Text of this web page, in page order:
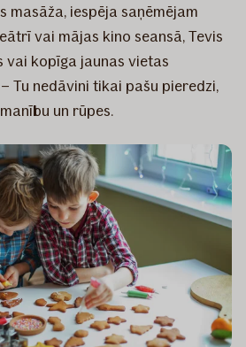
masāža, iespēja saņēmējam
vai mājas kino seansā, Tevis
kopīga jaunas vietas
Tu nedāvini tikai pašu pieredzi,
un rūpes.